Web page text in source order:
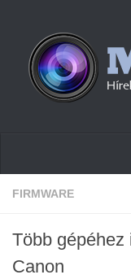
Hírek
Cikkek
FIRMWARE
Több gépéhez
Canon